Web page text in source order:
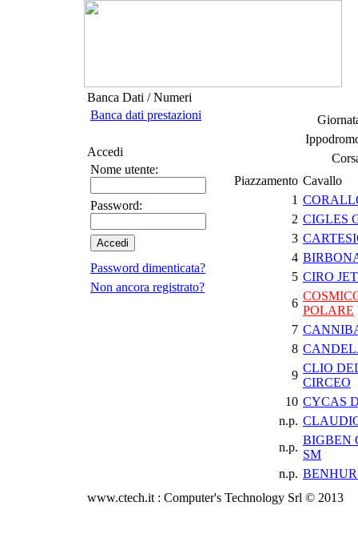
Banca Dati / Numeri
Banca dati prestazioni
Accedi
Nome utente:
Password:
Password dimenticata?
Non ancora registrato?
Piazzamento Cavallo
1
2 CIGLES
3
4
5 CIRO JET
6
POLARE
7
8
9
CLIO
CIRCEO
10 CYCAS
n.p.
n.p.
BIGBEN
SM
n.p.
www.ctech.it : Computer's Technology Srl © 2013